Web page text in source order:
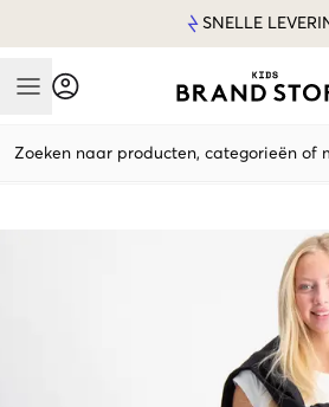
SNELLE
Mobile Menu
Zoeken naar producten, categorieën of